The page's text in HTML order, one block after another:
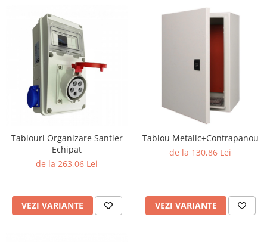
Tablouri Organizare Santier
Echipat
de la 263,06 Lei
VEZI VARIANTE
Tablou Metalic+Contrapanou
de la 130,86 Lei
VEZI VARIANTE